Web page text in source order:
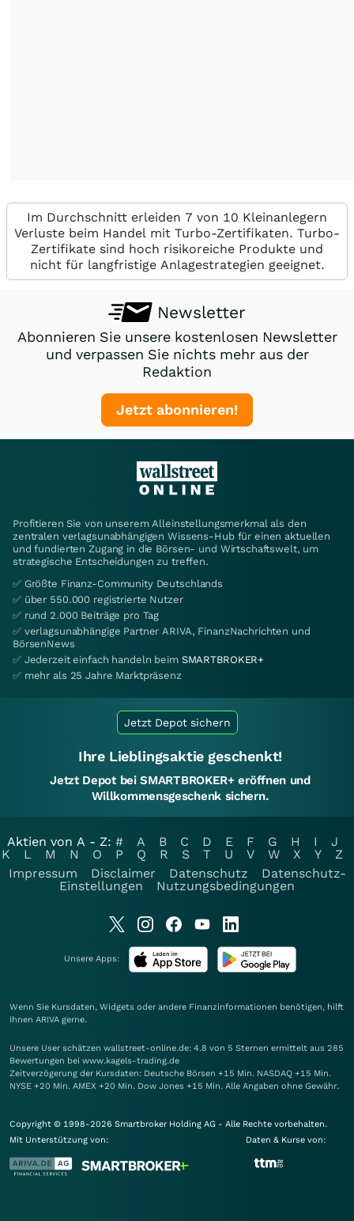
Im Durchschnitt erleiden 7 von 10 Kleinanlegern
Verluste beim Handel mit Turbo-Zertifikaten. Turbo-
Zertifikate sind hoch risikoreiche Produkte und
nicht für langfristige Anlagestrategien geeignet.
Newsletter
Abonnieren Sie unsere kostenlosen Newsletter
und verpassen Sie nichts mehr aus der
Redaktion
Jetzt abonnieren!
Profitieren Sie von unserem Alleinstellungsmerkmal als den
zentralen verlagsunabhängigen Wissens-Hub für einen aktuellen
und fundierten Zugang in die Börsen- und Wirtschaftswelt, um
strategische Entscheidungen zu treffen.
✅ Größte Finanz-Community Deutschlands
✅ über 550.000 registrierte Nutzer
✅ rund 2.000 Beiträge pro Tag
✅ verlagsunabhängige Partner ARIVA, FinanzNachrichten und
BörsenNews
✅ Jederzeit einfach handeln beim SMARTBROKER+
✅ mehr als 25 Jahre Marktpräsenz
Jetzt Depot sichern
Ihre Lieblingsaktie geschenkt!
Jetzt Depot bei SMARTBROKER+ eröffnen und
Willkommensgeschenk sichern.
Aktien von A - Z: # A B C D E F G H I
J
K
L M N O P Q R S T U V W X Y
Z
Impressum
Disclaimer Datenschutz
Datenschutz-
Einstellungen
Nutzungsbedingungen
Unsere Apps:
Wenn Sie Kursdaten, Widgets oder andere Finanzinformationen benötigen, hilft
Ihnen ARIVA gerne.
Unsere User schätzen wallstreet-online.de: 4.8 von 5 Sternen ermittelt aus 285
Bewertungen bei www.kagels-trading.de
Zeitverzögerung der Kursdaten: Deutsche Börsen +15 Min. NASDAQ +15 Min.
NYSE +20 Min. AMEX +20 Min. Dow Jones +15 Min. Alle Angaben ohne Gewähr.
Copyright © 1998-2026 Smartbroker Holding AG - Alle Rechte vorbehalten.
Mit Unterstützung von:
Daten & Kurse von: